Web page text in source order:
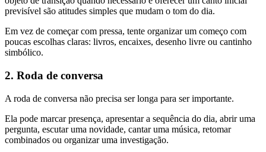
previsível são atitudes simples que mudam o tom do dia.
Em vez de começar com pressa, tente organizar um começo com
poucas escolhas claras: livros, encaixes, desenho livre ou cantinho
simbólico.
2. Roda de conversa
A roda de conversa não precisa ser longa para ser importante.
Ela pode marcar presença, apresentar a sequência do dia, abrir uma
pergunta, escutar uma novidade, cantar uma música, retomar
combinados ou organizar uma investigação.